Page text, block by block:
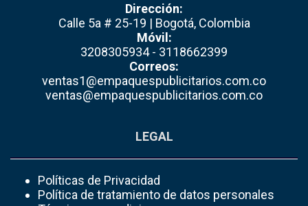
Dirección:
Calle 5a # 25-19 | Bogotá, Colombia
Móvil:
3208305934 - 3118662399
Correos:
ventas1@empaquespublicitarios.com.co
ventas@empaquespublicitarios.com.co
LEGAL
Políticas de Privacidad
Política de tratamiento de datos personales